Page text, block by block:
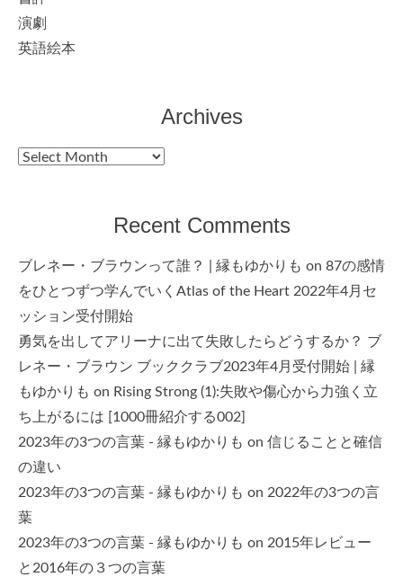
演劇
英語絵本
Archives
Archives
Recent Comments
ブレネー・ブラウンって誰？ | 縁もゆかりも on 87の感情
をひとつずつ学んでいくAtlas of the Heart 2022年4月セ
ッション受付開始
勇気を出してアリーナに出て失敗したらどうするか？ ブ
レネー・ブラウン ブッククラブ2023年4月受付開始 | 縁
もゆかりも on Rising Strong (1):失敗や傷心から力強く立
ち上がるには [1000冊紹介する002]
2023年の3つの言葉 - 縁もゆかりも on 信じることと確信
の違い
2023年の3つの言葉 - 縁もゆかりも on 2022年の3つの言
葉
2023年の3つの言葉 - 縁もゆかりも on 2015年レビュー
と2016年の３つの言葉